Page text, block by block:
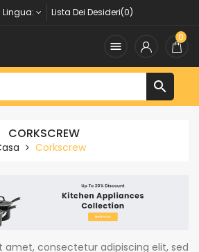
Lingua: Lista Dei Desideri(0)

0

CORKSCREW
Corkscrew
amet, consectetur adipiscing elit, sed